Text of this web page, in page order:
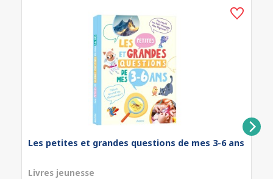
Les petites et grandes questions de mes 3-6 ans
Livres jeunesse